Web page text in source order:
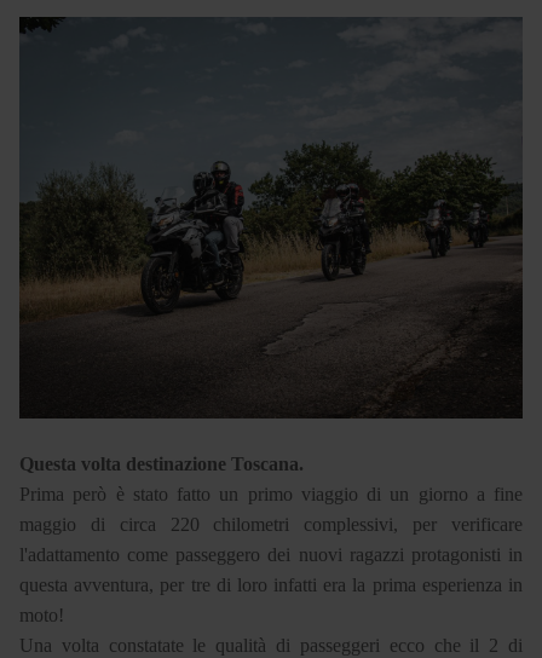
Questa volta destinazione Toscana.
Prima però è stato fatto un primo viaggio di un giorno a fine
maggio di circa 220 chilometri complessivi, per verificare
l'adattamento come passeggero dei nuovi ragazzi protagonisti in
questa avventura, per tre di loro infatti era la prima esperienza in
moto!
Una volta constatate le qualità di passeggeri ecco che il 2 di